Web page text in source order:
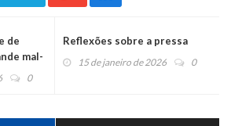
de
mal-
0
Reflexões sobre a pressa
15 de janeiro de 2026 0